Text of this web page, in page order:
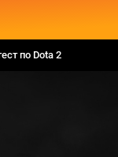
по Dota 2